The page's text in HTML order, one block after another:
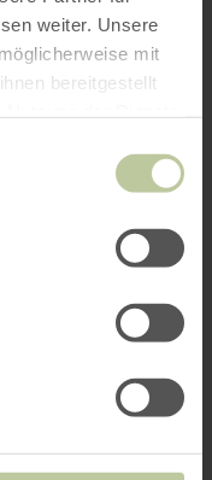
weiter. Unsere
mit
bereitgestellt